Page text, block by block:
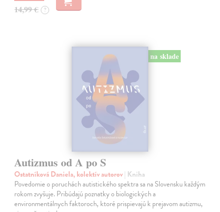
14,99 € ?
na sklade
Autizmus od A po S
Ostatníková Daniela, kolektív autorov| Kniha
Povedomie o poruchách autistického spektra sa na Slovensku každým
rokom zvyšuje. Pribúdajú poznatky o biologických a
environmentálnych faktoroch, ktoré prispievajú k prejavom autizmu,